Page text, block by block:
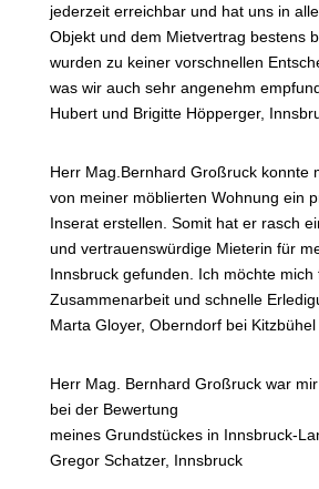
jederzeit erreichbar und hat uns in
Objekt und dem Mietvertrag bestens
wurden zu keiner vorschnellen
was wir auch sehr angenehm
Hubert und Brigitte Höpperger,
Herr Mag.Bernhard Großruck konnte
von meiner möblierten Wohnung ein
Inserat erstellen. Somit hat er rasch
und vertrauenswürdige Mieterin für
Innsbruck gefunden. Ich möchte mich
Zusammenarbeit und schnelle
Marta Gloyer, Oberndorf bei Kitzbühel
Herr Mag. Bernhard Großruck war
bei der Bewertung
meines Grundstückes in Innsbruck-
Gregor Schatzer, Innsbruck